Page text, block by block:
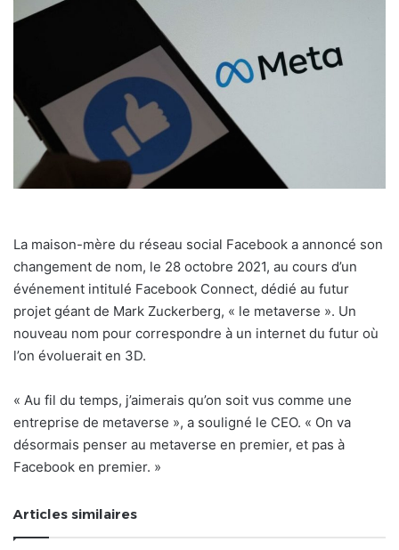
La maison-mère du réseau social Facebook a annoncé son
changement de nom, le 28 octobre 2021, au cours d’un
événement intitulé Facebook Connect, dédié au futur
projet géant de Mark Zuckerberg, « le metaverse ». Un
nouveau nom pour correspondre à un internet du futur où
l’on évoluerait en 3D.
« Au fil du temps, j’aimerais qu’on soit vus comme une
entreprise de metaverse », a souligné le CEO. « On va
désormais penser au metaverse en premier, et pas à
Facebook en premier. »
Articles similaires